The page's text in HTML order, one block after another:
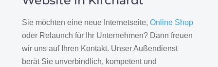
Sie möchten eine neue Internetseite, Online Shop
oder Relaunch für Ihr Unternehmen? Dann freuen
wir uns auf Ihren Kontakt. Unser Außendienst
berät Sie unverbindlich, kompetent und